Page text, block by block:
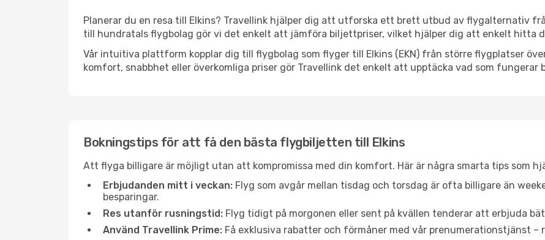
Planerar du en resa till Elkins? Travellink hjälper dig att utforska ett brett utbud av flygalternativ
till hundratals flygbolag gör vi det enkelt att jämföra biljettpriser, vilket hjälper dig att enkelt hitta
Vår intuitiva plattform kopplar dig till flygbolag som flyger till Elkins (EKN) från större flygplatser
komfort, snabbhet eller överkomliga priser gör Travellink det enkelt att upptäcka vad som fungerar
Bokningstips för att få den bästa flygbiljetten till Elkins
Att flyga billigare är möjligt utan att kompromissa med din komfort. Här är några smarta tips som
Erbjudanden mitt i veckan: Flyg som avgår mellan tisdag och torsdag är ofta billigare än
besparingar.
Res utanför rusningstid: Flyg tidigt på morgonen eller sent på kvällen tenderar att erbjuda
Använd Travellink Prime: Få exklusiva rabatter och förmåner med vår prenumerationstjänst –